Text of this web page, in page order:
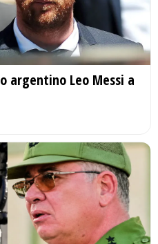
argentino Leo Messi a